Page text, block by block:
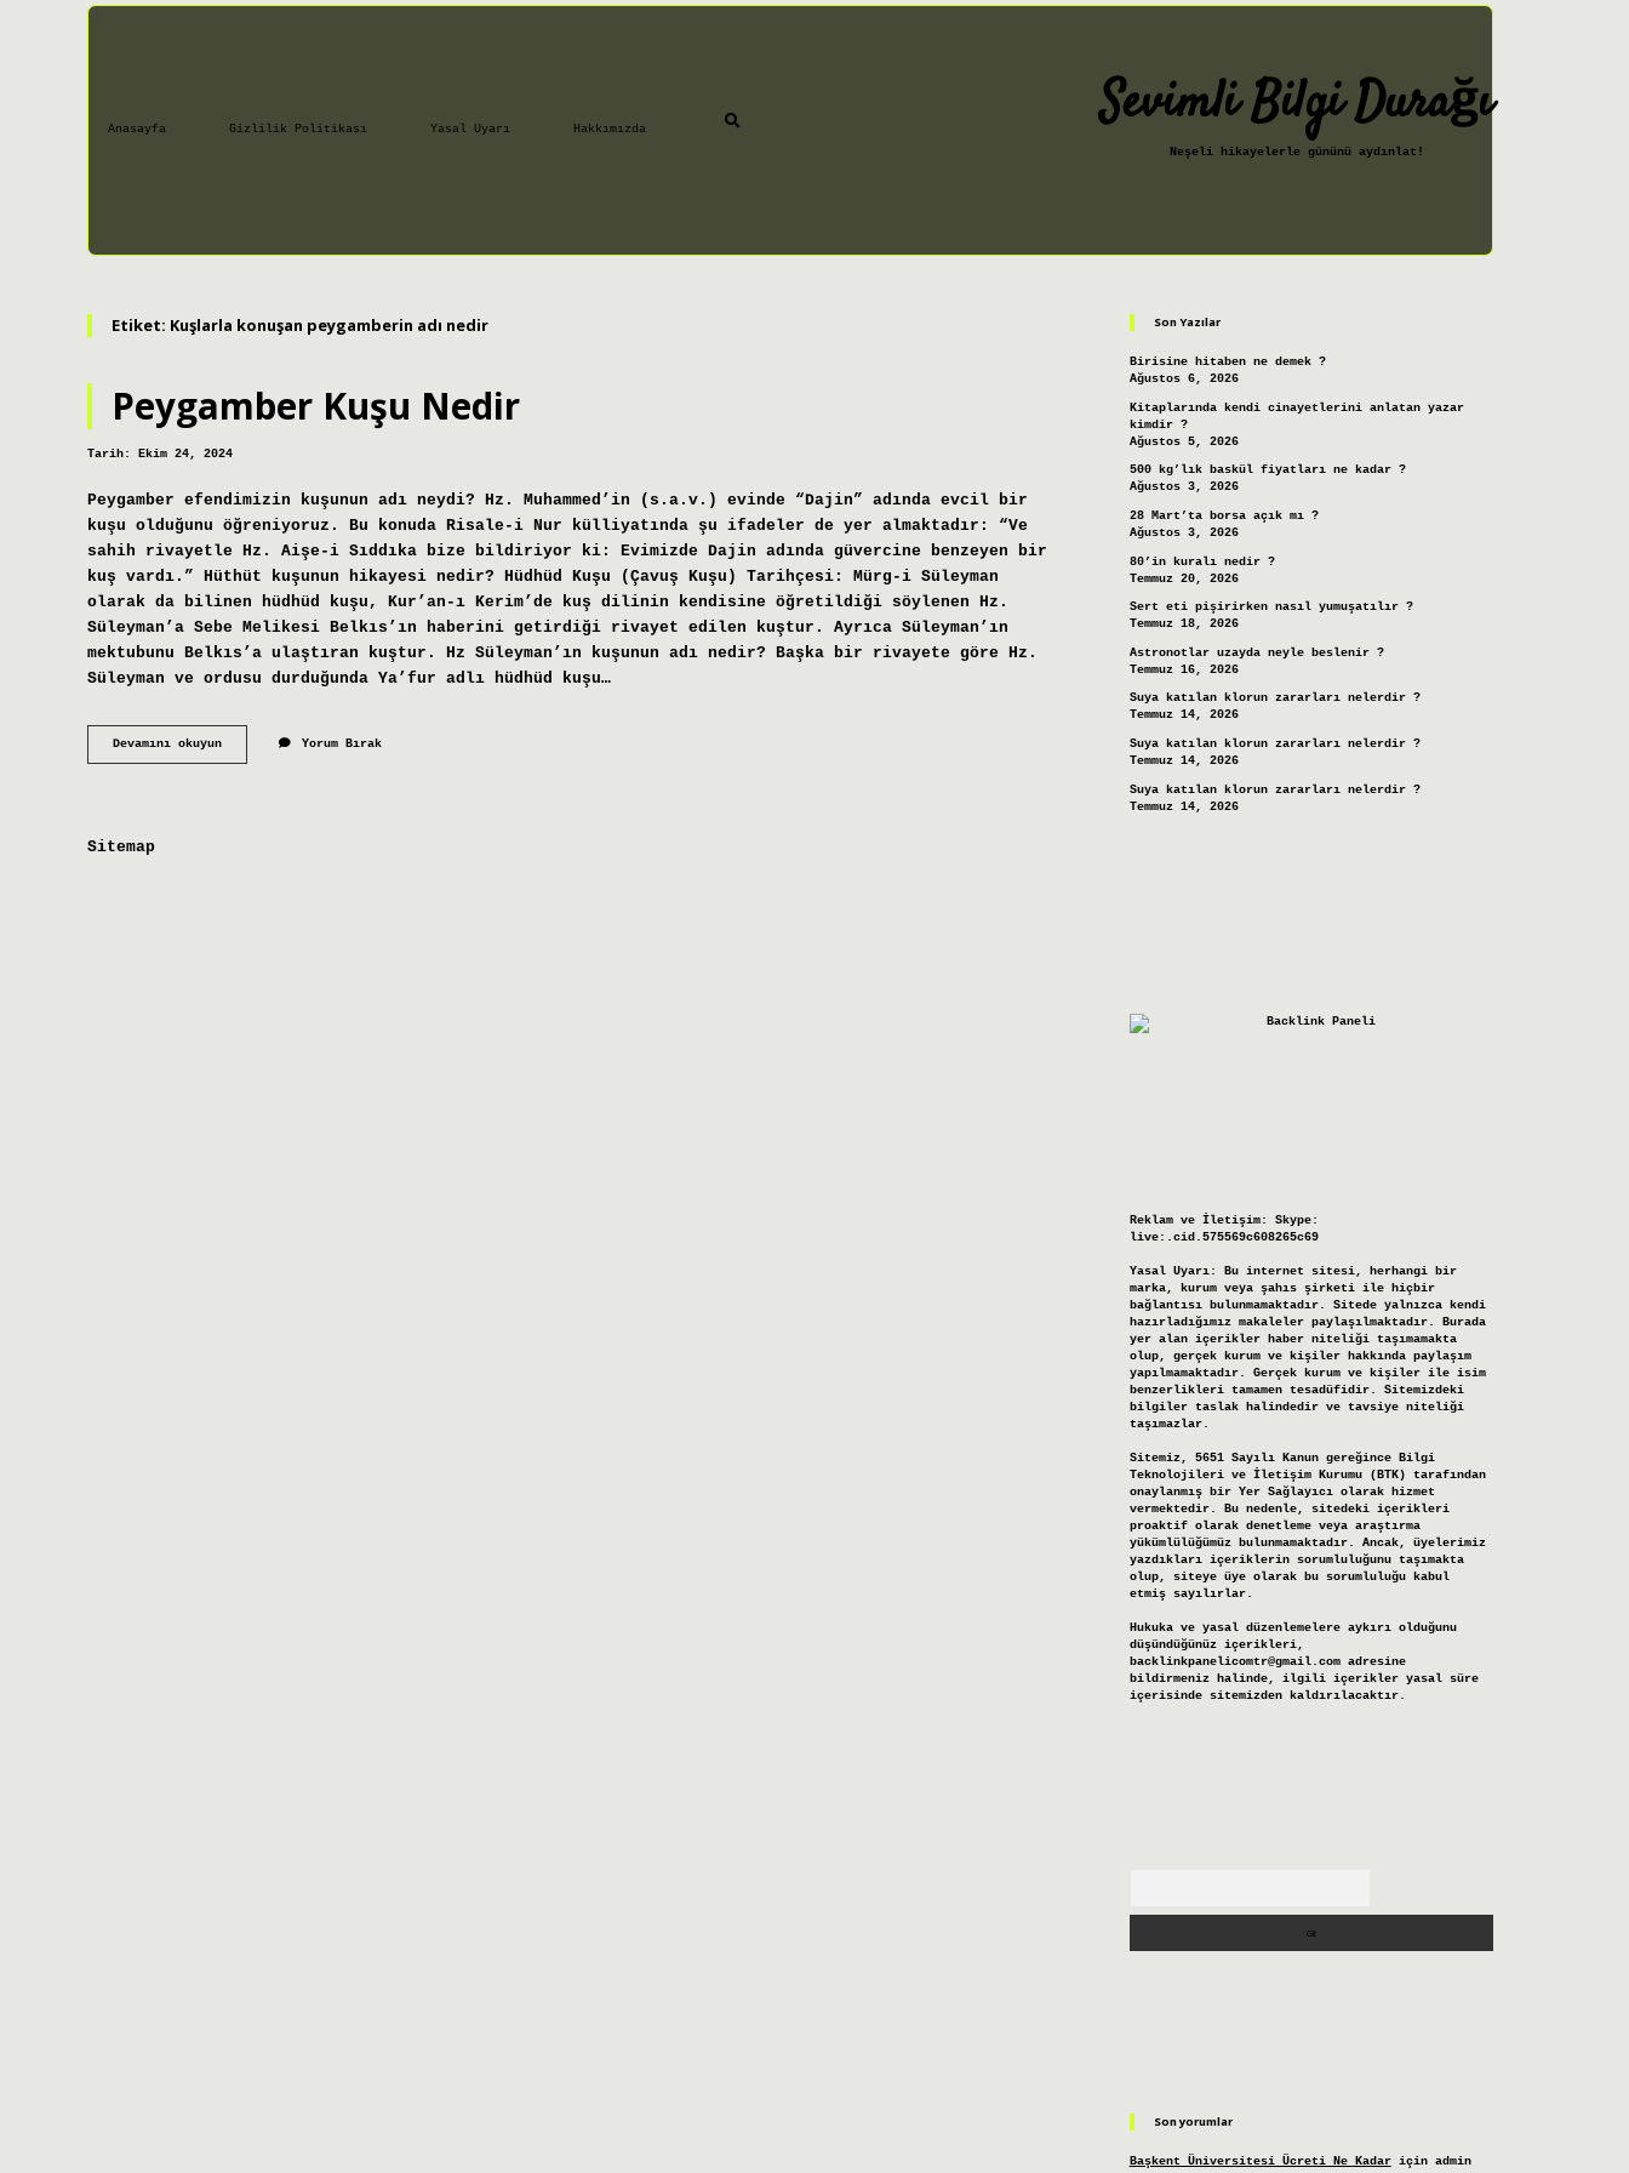
Anasayfa Gizlilik Politikası Yasal Uyarı Hakkımızda Sevimli Bilgi Durağı
Neşeli hikayelerle gününü aydınlat!
Etiket: Kuşlarla konuşan peygamberin adı nedir
Peygamber Kuşu Nedir
Tarih: Ekim 24, 2024
Peygamber efendimizin kuşunun adı neydi? Hz. Muhammed’in (s.a.v.) evinde “Dajin” adında evcil bir
kuşu olduğunu öğreniyoruz. Bu konuda Risale-i Nur külliyatında şu ifadeler de yer almaktadır: “Ve
sahih rivayetle Hz. Aişe-i Sıddıka bize bildiriyor ki: Evimizde Dajin adında güvercine benzeyen bir
kuş vardı.” Hüthüt kuşunun hikayesi nedir? Hüdhüd Kuşu (Çavuş Kuşu) Tarihçesi: Mürg-i Süleyman
olarak da bilinen hüdhüd kuşu, Kur’an-ı Kerim’de kuş dilinin kendisine öğretildiği söylenen Hz.
Süleyman’a Sebe Melikesi Belkıs’ın haberini getirdiği rivayet edilen kuştur. Ayrıca Süleyman’ın
mektubunu Belkıs’a ulaştıran kuştur. Hz Süleyman’ın kuşunun adı nedir? Başka bir rivayete göre Hz.
Süleyman ve ordusu durduğunda Ya’fur adlı hüdhüd kuşu…
Devamını okuyunPeygamber
Kuşu
Yorum Bırak
Sitemap
Son Yazılar
Birisine hitaben ne demek ?
Ağustos 6, 2026
Kitaplarında kendi cinayetlerini anlatan yazar
kimdir ?
Ağustos 5, 2026
500 kg’lık baskül fiyatları ne kadar ?
Ağustos 3, 2026
28 Mart’ta borsa açık mı ?
Ağustos 3, 2026
80’in kuralı nedir ?
Temmuz 20, 2026
Sert eti pişirirken nasıl yumuşatılır ?
Temmuz 18, 2026
Astronotlar uzayda neyle beslenir ?
Temmuz 16, 2026
Suya katılan klorun zararları nelerdir ?
Temmuz 14, 2026
Suya katılan klorun zararları nelerdir ?
Temmuz 14, 2026
Suya katılan klorun zararları nelerdir ?
Temmuz 14, 2026
Reklam ve İletişim:
Skype:
live:.cid.575569c608265c69
Yasal Uyarı:
Bu internet sitesi, herhangi bir
marka, kurum veya şahıs şirketi ile hiçbir
bağlantısı bulunmamaktadır. Sitede yalnızca kendi
hazırladığımız makaleler paylaşılmaktadır. Burada
yer alan içerikler haber niteliği taşımamakta
olup, gerçek kurum ve kişiler hakkında paylaşım
yapılmamaktadır. Gerçek kurum ve kişiler ile isim
benzerlikleri tamamen tesadüfidir. Sitemizdeki
bilgiler taslak halindedir ve tavsiye niteliği
taşımazlar.
Sitemiz, 5651 Sayılı Kanun gereğince Bilgi
Teknolojileri ve İletişim Kurumu (BTK) tarafından
onaylanmış bir Yer Sağlayıcı olarak hizmet
vermektedir. Bu nedenle, sitedeki içerikleri
proaktif olarak denetleme veya araştırma
yükümlülüğümüz bulunmamaktadır. Ancak, üyelerimiz
yazdıkları içeriklerin sorumluluğunu taşımakta
olup, siteye üye olarak bu sorumluluğu kabul
etmiş sayılırlar.
Hukuka ve yasal düzenlemelere aykırı olduğunu
düşündüğünüz içerikleri,
backlinkpanelicomtr@gmail.comadresine
bildirmeniz halinde, ilgili içerikler yasal süre
içerisinde sitemizden kaldırılacaktır.
Son yorumlar
Başkent Üniversitesi Ücreti Ne Kadariçin admin